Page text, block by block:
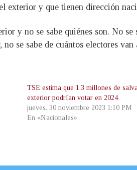
exterior y que tienen dirección
y no se sabe quiénes son. No se
se sabe de cuántos electores van
TSE estima que 1.3 millones de
exterior podrían votar en 2024
jueves, 30 noviembre 2023 1:10 PM
En «Nacionales»